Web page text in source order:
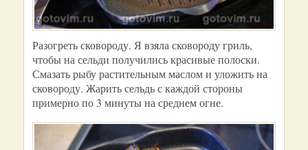
Разогреть сковороду. Я взяла сковороду гриль,
чтобы на сельди получились красивые полоски.
Смазать рыбу растительным маслом и уложить на
сковороду. Жарить сельдь с каждой стороны
примерно по 3 минуты на среднем огне.